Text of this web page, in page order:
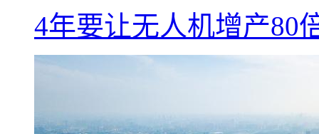
4年要让无人机增产80